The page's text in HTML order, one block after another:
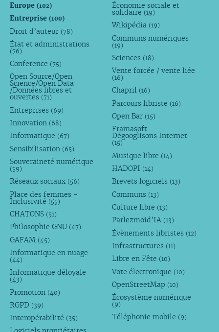
Europe (102)
Entreprise (100)
Droit d’auteur (78)
État et administrations
(76)
Conference (75)
Open Source/Open
Science/Open Data
/Données libres et
ouvertes (71)
Entreprises (69)
Innovation (68)
Informatique (67)
Sensibilisation (65)
Souveraineté numérique
(59)
Réseaux sociaux (56)
Place des femmes -
Inclusivité (55)
CHATONS (51)
Philosophie GNU (47)
GAFAM (45)
Informatique en nuage
(44)
Informatique déloyale
(43)
Promotion (40)
RGPD (39)
Interopérabilité (35)
Économie sociale et
solidaire (19)
Wikipédia (19)
Communs numériques
(19)
Sciences (18)
Vente forcée / vente liée
(16)
Chapril (16)
Parcours libriste (16)
Open Bar (15)
Framasoft -
Dégooglisons Internet
(15)
Musique libre (14)
HADOPI (14)
Brevets logiciels (13)
Communs (13)
Culture libre (13)
Parlezmoid’IA (13)
Évènements libristes (12)
Infrastructures (11)
Libre en Fête (10)
Vote électronique (10)
OpenStreetMap (10)
Écosystème numérique
(9)
Téléphonie mobile (9)